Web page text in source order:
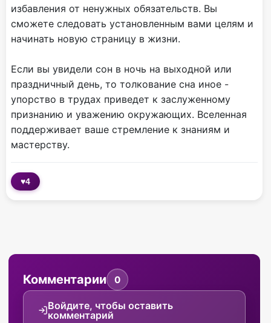
избавления от ненужных обязательств. Вы
сможете следовать установленным вами целям и
начинать новую страницу в жизни.
Если вы увидели сон в ночь на выходной или
праздничный день, то толкование сна иное -
упорство в трудах приведет к заслуженному
признанию и уважению окружающих. Вселенная
поддерживает ваше стремление к знаниям и
мастерству.
♥4
Комментарии 0
Войдите, чтобы оставить
комментарий